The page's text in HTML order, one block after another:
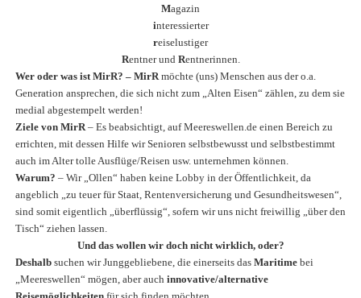
Magazin
interessierter
reiselustiger
Rentner und Rentnerinnen.
Wer oder was ist MirR? – MirRmöchte (uns) Menschen aus der o.a.
Generation ansprechen, die sich nicht zum „Alten Eisen“ zählen, zu dem sie
medial abgestempelt werden!
Ziele von MirR– Es beabsichtigt, auf Meereswellen.de einen Bereich zu
errichten, mit dessen Hilfe wir Senioren selbstbewusst und selbstbestimmt
auch im Alter tolle Ausflüge/Reisen usw. unternehmen können.
Warum? – Wir „Ollen“ haben keine Lobby in der Öffentlichkeit, da
angeblich „zu teuer für Staat, Rentenversicherung und Gesundheitswesen“,
sind somit eigentlich „überflüssig“, sofern wir uns nicht freiwillig „über den
Tisch“ ziehen lassen.
Und das wollen wir doch nicht wirklich, oder?
Deshalbsuchen wir Junggebliebene, die einerseits das Maritimebei
„Meereswellen“ mögen, aber auch innovative/alternative